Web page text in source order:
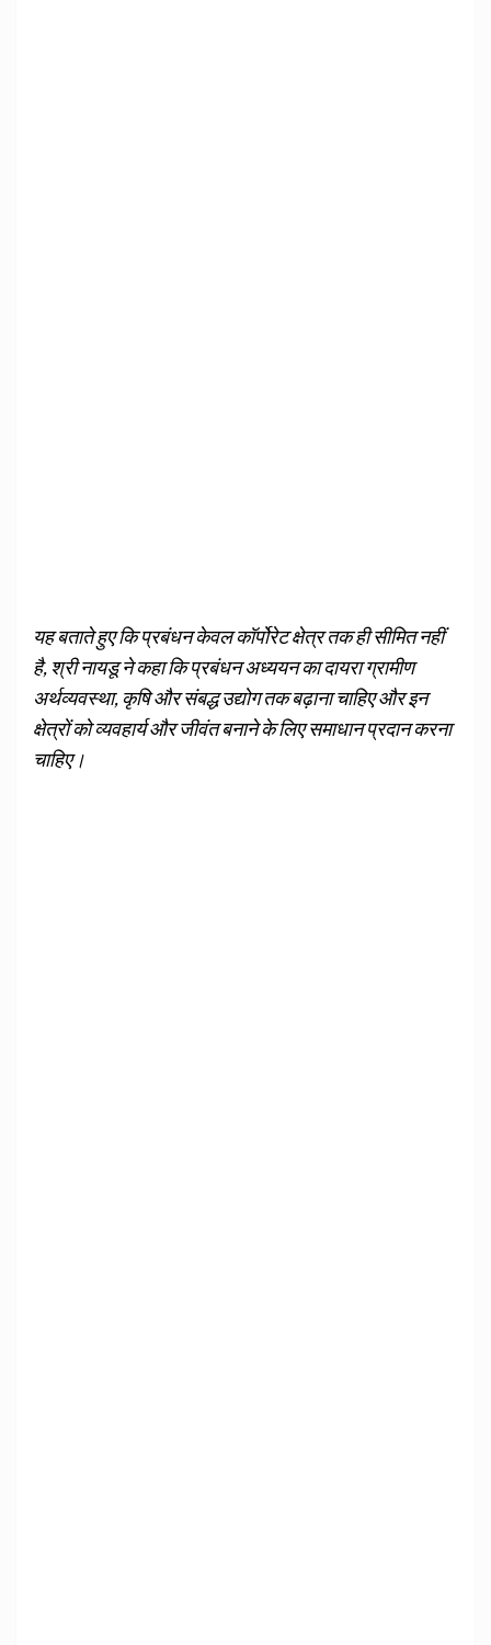
यह बताते हुए कि प्रबंधन केवल कॉर्पोरेट क्षेत्र तक ही सीमित नहीं
है, श्री नायडू ने कहा कि प्रबंधन अध्ययन का दायरा ग्रामीण
अर्थव्यवस्था, कृषि और संबद्ध उद्योग तक बढ़ाना चाहिए और इन
क्षेत्रों को व्यवहार्य और जीवंत बनाने के लिए समाधान प्रदान करना
चाहिए।